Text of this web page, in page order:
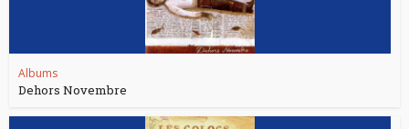
Albums
Dehors Novembre